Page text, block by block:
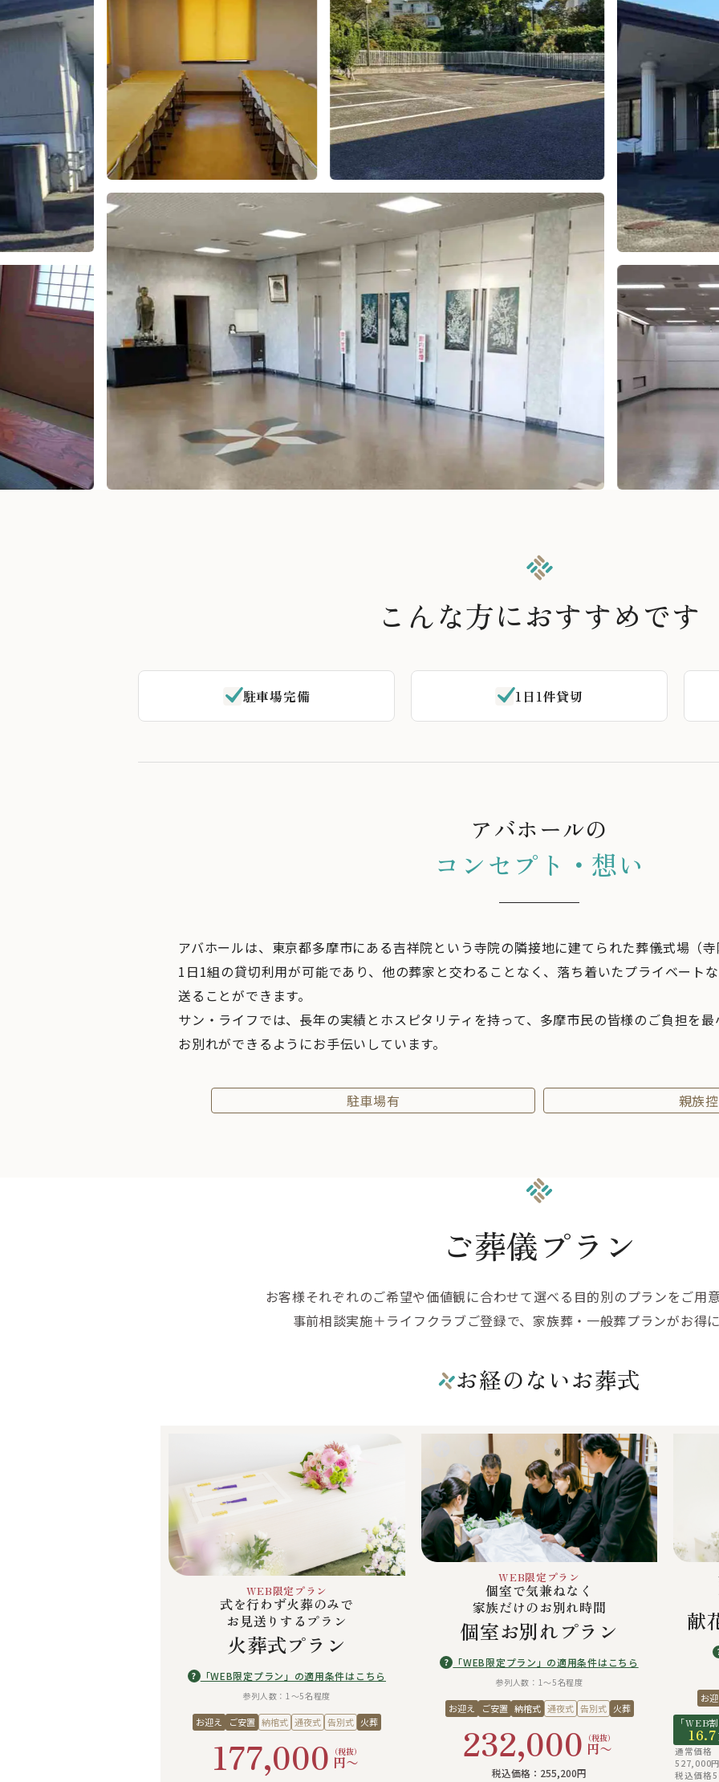
こんな方におすすめです
駐車場完備 1日1件貸切
アバホールの
コンセプト・想い
アバホールは、東京都多摩市にある吉祥院という寺院の隣接地に建てられた葬儀式場（
1日1組の貸切利用が可能であり、他の葬家と交わることなく、落ち着いたプライベート
送ることができます。
サン・ライフでは、長年の実績とホスピタリティを持って、多摩市民の皆様のご負担を
お別れができるようにお手伝いしています。
駐車場有 親族
ご葬儀プラン
お客様それぞれのご希望や価値観に合わせて選べる目的別のプランをご用
事前相談実施＋ライフクラブご登録で、家族葬・一般葬プランがお得
お経のないお葬式
WEB限定プラン
式を行わず火葬のみで
お見送りするプラン
火葬式プラン
? 「WEB限定プラン」の適用条件はこちら
参列人数：1〜5名程度
お迎え ご安置 納棺式 通夜式 告別式 火葬
177,000 （税抜）
円〜
WEB限定プラン
個室で気兼ねなく
家族だけのお別れ時間
個室お別れプラン
? 「WEB限定プラン」の適用条件はこちら
参列人数：1〜5名程度
お迎え ご安置 納棺式 通夜式 告別式 火葬
232,000 （税抜）
円〜
税込価格：255,200円
献
お
「WEB
16.7
通常価格
527,000
税込価格